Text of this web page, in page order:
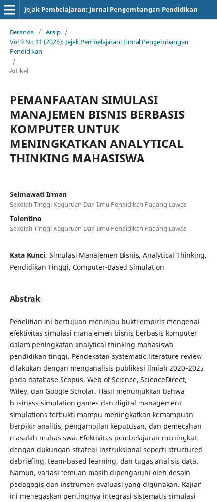
Jejak Pembelajaran: Jurnal Pengembangan Pendidikan
Beranda / Arsip /
Vol 9 No 11 (2025): Jejak Pembelajaran: Jurnal Pengembangan
Pendidikan
/
Artikel
PEMANFAATAN SIMULASI
MANAJEMEN BISNIS BERBASIS
KOMPUTER UNTUK
MENINGKATKAN ANALYTICAL
THINKING MAHASISWA
Selmawati Irman
Sekolah Tinggi Keguruan Dan Ilmu Pendidikan Padang Lawas
Tolentino
Sekolah Tinggi Keguruan Dan Ilmu Pendidikan Padang Lawas
Kata Kunci: Simulasi Manajemen Bisnis, Analytical Thinking,
Pendidikan Tinggi, Computer-Based Simulation
Abstrak
Penelitian ini bertujuan meninjau bukti empiris mengenai
efektivitas simulasi manajemen bisnis berbasis komputer
dalam peningkatan analytical thinking mahasiswa
pendidikan tinggi. Pendekatan systematic literature review
dilakukan dengan menganalisis publikasi ilmiah 2020–2025
pada database Scopus, Web of Science, ScienceDirect,
Wiley, dan Google Scholar. Hasil menunjukkan bahwa
business simulation games dan digital management
simulations terbukti mampu meningkatkan kemampuan
berpikir analitis, pengambilan keputusan, dan pemecahan
masalah mahasiswa. Efektivitas pembelajaran meningkat
dengan dukungan strategi instruksional seperti structured
debriefing, team-based learning, dan tugas analisis data.
Namun, variasi temuan masih dipengaruhi oleh desain
pedagogis dan instrumen evaluasi yang digunakan. Kajian
ini menegaskan pentingnya integrasi sistematis simulasi